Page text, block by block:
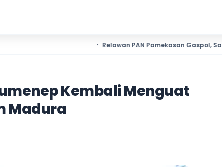
Relawan PAN Pamekasan Gaspol, Satu
Kembali Menguat
Madura